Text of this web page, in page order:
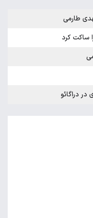
طارمی
ساکت کرد
دراگائو